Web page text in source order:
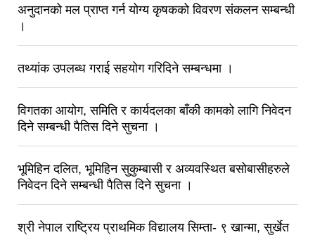
अनुदानको मल प्राप्त गर्न योग्य कृषकको विवरण संकलन सम्बन्धी
।
तथ्यांक उपलब्ध गराई सहयोग गरिदिने सम्बन्धमा ।
विगतका आयोग, समिति र कार्यदलका बाँकी कामको लागि निवेदन
दिने सम्बन्धी पैतिस दिने सुचना ।
भूमिहिन दलित, भूमिहिन सुकुम्बासी र अव्यवस्थित बसोबासीहरुले
निवेदन दिने सम्बन्धी पैतिस दिने सुचना ।
श्री नेपाल राष्ट्रिय प्राथमिक विद्यालय सिम्ता- ९ खान्मा, सुर्खेत